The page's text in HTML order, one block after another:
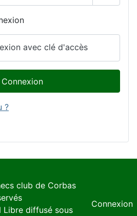
avec clé d'accès
Connexion
?
club de Corbas
Libre diffusé sous
Connexion